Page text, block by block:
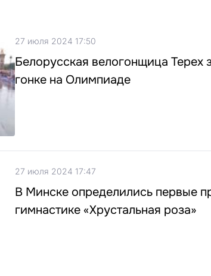
27 июля 2024 17:50
Белорусская велогонщица Терех
гонке на Олимпиаде
27 июля 2024 17:47
В Минске определились первые
гимнастике «Хрустальная роза»